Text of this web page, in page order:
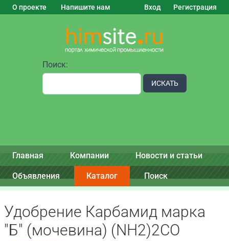
О проекте Напишите нам Вход Регистрация
Поиск:
ИСКАТЬ
Главная Компании Новости и статьи
Объявления Каталог Поиск
Удобрение Карбамид марка
"Б" (мочевина) (NH2)2CO